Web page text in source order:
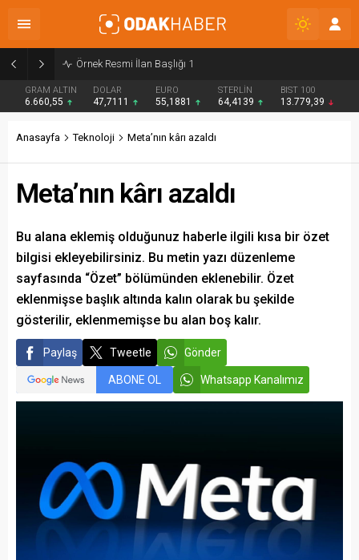
Örnek Resmi İlan Başlığı 2
GRAM ALTIN
6.660,55
DOLAR
47,7111
EURO
55,1881
STERLİN
64,4139
BIST 100
13.779,39
Anasayfa Teknoloji Meta’nın kârı azaldı
Meta’nın kârı azaldı
Bu alana eklemiş olduğunuz haberle ilgili kısa bir özet
bilgisi ekleyebilirsiniz. Bu metin yazı düzenleme
sayfasında “Özet” bölümünden eklenebilir. Özet
eklenmişse başlık altında kalın olarak bu şekilde
gösterilir, eklenmemişse bu alan boş kalır.
Paylaş Tweetle Gönder
ABONE OL Whatsapp Kanalımız